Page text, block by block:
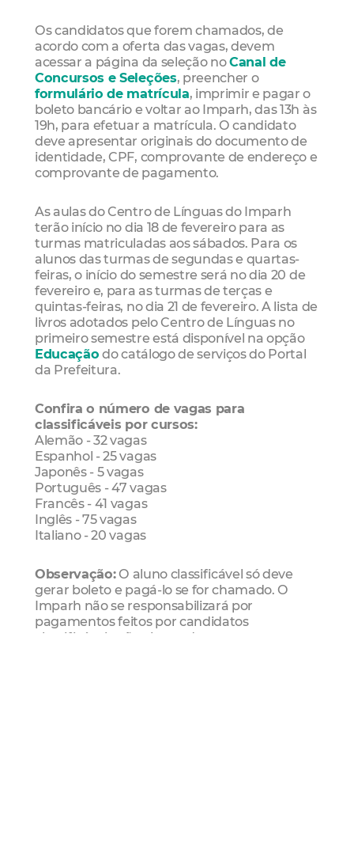
Os candidatos que forem chamados, de
acordo com a oferta das vagas, devem
acessar a página da seleção noCanal de
Concursos e Seleções, preencher o
formulário de matrícula, imprimir e pagar o
boleto bancário e voltar ao Imparh, das 13h às
19h, para efetuar a matrícula. O candidato
deve apresentar originais do documento de
identidade, CPF, comprovante de endereço e
comprovante de pagamento.
As aulas do Centro de Línguas do Imparh
terão início no dia 18 de fevereiro para as
turmas matriculadas aos sábados. Para os
alunos das turmas de segundas e quartas-
feiras, o início do semestre será no dia 20 de
fevereiro e, para as turmas de terças e
quintas-feiras, no dia 21 de fevereiro. A lista de
livros adotados pelo Centro de Línguas no
primeiro semestre está disponível na opção
Educação do catálogo de serviços do Portal
da Prefeitura.
Confira o número de vagas para
classificáveis por cursos:
Alemão - 32 vagas
Espanhol - 25 vagas
Japonês - 5 vagas
Português - 47 vagas
Francês - 41 vagas
Inglês - 75 vagas
Italiano - 20 vagas
Observação:O aluno classificável só deve
gerar boleto e pagá-lo se for chamado. O
Imparh não se responsabilizará por
pagamentos feitos por candidatos
classificáveis não chamados.